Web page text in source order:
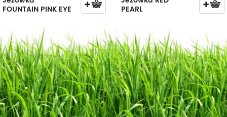
FOUNTAIN PINK EYE PEARL